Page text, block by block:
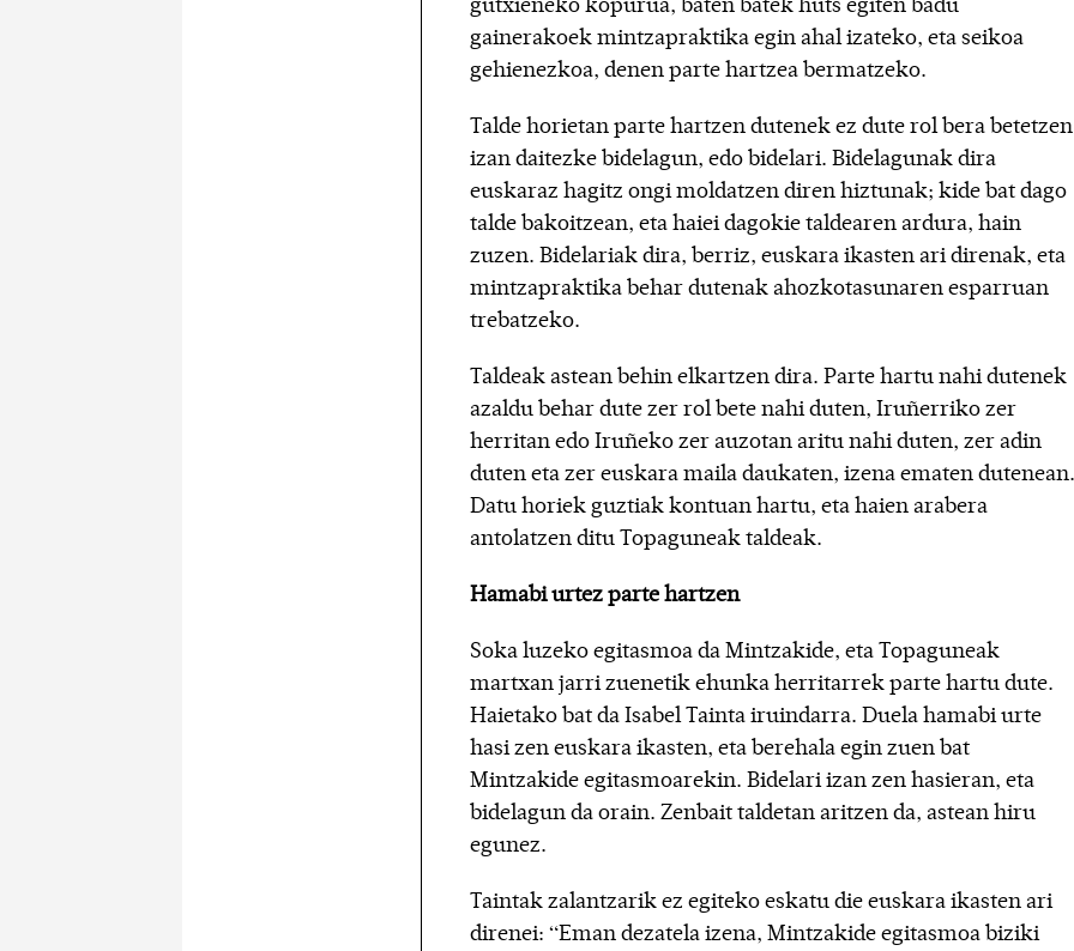
gainerakoek mintzapraktika egin ahal izateko, eta seikoa
gehienezkoa, denen parte hartzea bermatzeko.
Talde horietan parte hartzen dutenek ez dute rol bera
izan daitezke bidelagun, edo bidelari. Bidelagunak dira
euskaraz hagitz ongi moldatzen diren hiztunak; kide bat dago
talde bakoitzean, eta haiei dagokie taldearen ardura, hain
zuzen. Bidelariak dira, berriz, euskara ikasten ari direnak, eta
mintzapraktika behar dutenak ahozkotasunaren esparruan
trebatzeko.
Taldeak astean behin elkartzen dira. Parte hartu nahi dutenek
azaldu behar dute zer rol bete nahi duten, Iruñerriko zer
herritan edo Iruñeko zer auzotan aritu nahi duten, zer adin
duten eta zer euskara maila daukaten, izena ematen dutenean.
Datu horiek guztiak kontuan hartu, eta haien arabera
antolatzen ditu Topaguneak taldeak.
Hamabi urtez parte hartzen
Soka luzeko egitasmoa da Mintzakide, eta Topaguneak
martxan jarri zuenetik ehunka herritarrek parte hartu dute.
Haietako bat da Isabel Tainta iruindarra. Duela hamabi urte
hasi zen euskara ikasten, eta berehala egin zuen bat
Mintzakide egitasmoarekin. Bidelari izan zen hasieran, eta
bidelagun da orain. Zenbait taldetan aritzen da, astean hiru
egunez.
Taintak zalantzarik ez egiteko eskatu die euskara ikasten ari
direnei: “Eman dezatela izena, Mintzakide egitasmoa biziki